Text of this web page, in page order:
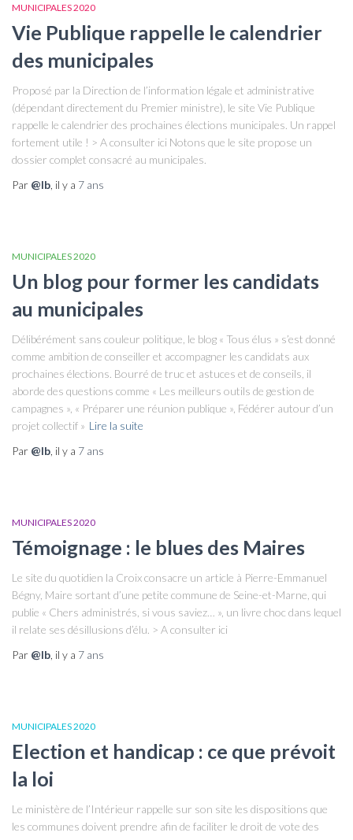
MUNICIPALES 2020
Vie Publique rappelle le calendrier
des municipales
Proposé par la Direction de l’information légale et administrative
(dépendant directement du Premier ministre), le site Vie Publique
rappelle le calendrier des prochaines élections municipales. Un rappel
fortement utile ! > A consulter ici Notons que le site propose un
dossier complet consacré au municipales.
Par @lb , il y a 7 ans
MUNICIPALES 2020
Un blog pour former les candidats
au municipales
Délibérément sans couleur politique, le blog « Tous élus » s’est donné
comme ambition de conseiller et accompagner les candidats aux
prochaines élections. Bourré de truc et astuces et de conseils, il
aborde des questions comme « Les meilleurs outils de gestion de
campagnes », « Préparer une réunion publique », Fédérer autour d’un
projet collectif » Lire la suite
Par @lb , il y a 7 ans
MUNICIPALES 2020
Témoignage : le blues des Maires
Le site du quotidien la Croix consacre un article à Pierre-Emmanuel
Bégny, Maire sortant d’une petite commune de Seine-et-Marne, qui
publie « Chers administrés, si vous saviez… », un livre choc dans lequel
il relate ses désillusions d’élu. > A consulter ici
Par @lb , il y a 7 ans
MUNICIPALES 2020
Election et handicap : ce que prévoit
la loi
Le ministère de l’Intérieur rappelle sur son site les dispositions que
les communes doivent prendre afin de faciliter le droit de vote des